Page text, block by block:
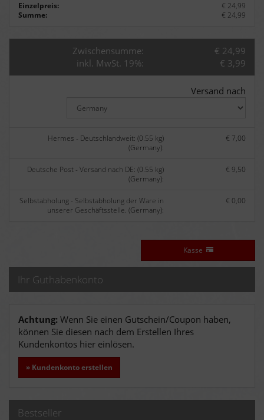
Einzelpreis:
€ 24,99
Summe:
€ 24,99
Zwischensumme:
€ 24,99
inkl. MwSt. 19%:
€ 3,99
Versand nach
Hermes - Deutschlandweit: (0.55 kg)
(Germany):
€ 7,00
Deutsche Post - Versand nach DE: (0.55 kg)
(Germany):
€ 9,50
Selbstabholung - Selbstabholung der Ware in
unserer Geschäftsstelle. (Germany):
€ 0,00
Kasse
Ihr Guthabenkonto
Achtung: Wenn Sie einen Gutschein/Coupon haben,
können Sie diesen nach dem Erstellen Ihres
Kundenkontos hier einlösen.
» Kundenkonto erstellen
Bestseller